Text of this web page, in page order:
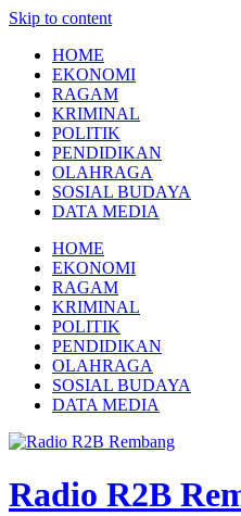
Skip to content
HOME
EKONOMI
RAGAM
KRIMINAL
POLITIK
PENDIDIKAN
OLAHRAGA
SOSIAL BUDAYA
DATA MEDIA
HOME
EKONOMI
RAGAM
KRIMINAL
POLITIK
PENDIDIKAN
OLAHRAGA
SOSIAL BUDAYA
DATA MEDIA
Radio R2B